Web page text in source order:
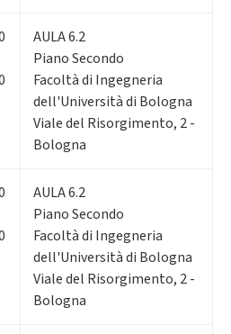
AULA 6.2
Piano Secondo
Facoltà di Ingegneria
dell'Università di Bologna
Viale del Risorgimento, 2 -
Bologna
AULA 6.2
Piano Secondo
Facoltà di Ingegneria
dell'Università di Bologna
Viale del Risorgimento, 2 -
Bologna